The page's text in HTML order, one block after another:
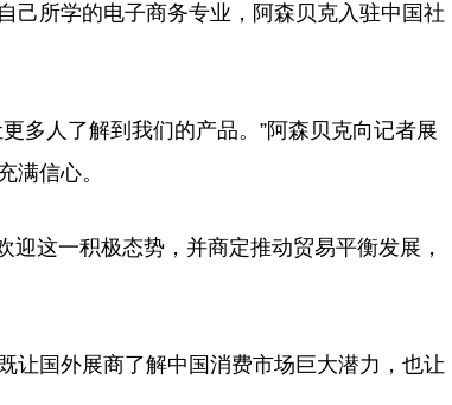
所学的电子商务专业，阿森贝克入驻中国社
人了解到我们的产品。”阿森贝克向记者展
满信心。
这一积极态势，并商定推动贸易平衡发展，
国外展商了解中国消费市场巨大潜力，也让